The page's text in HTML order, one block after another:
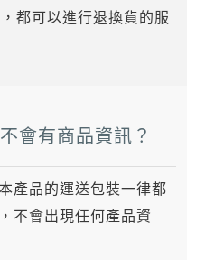
都可以進行退換貨的服
會有商品資訊？
產品的運送包裝一律都
不會出現任何產品資